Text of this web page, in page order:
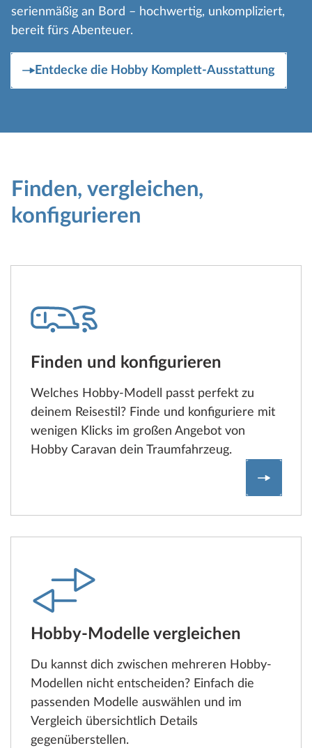
serienmäßig an Bord – hochwertig, unkompliziert,
bereit fürs Abenteuer.
Entdecke die Hobby Komplett-Ausstattung
Finden, vergleichen,
konfigurieren
Finden und konfigurieren
Welches Hobby-Modell passt perfekt zu
deinem Reisestil? Finde und konfiguriere mit
wenigen Klicks im großen Angebot von
Hobby Caravan dein Traumfahrzeug.
Hobby-Modelle vergleichen
Du kannst dich zwischen mehreren Hobby-
Modellen nicht entscheiden? Einfach die
passenden Modelle auswählen und im
Vergleich übersichtlich Details
gegenüberstellen.